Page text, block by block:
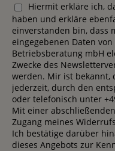
Hiermit erkläre ich,
haben und erkläre
einverstanden bin, dass
eingegebenen Daten
Betriebsberatung mbH
Zwecke des
werden. Mir ist bekannt,
jederzeit, durch den
oder telefonisch unter
Mit einer
Zugang meines
Ich bestätige darüber
dieses Angebots zur